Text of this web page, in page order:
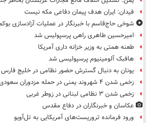
فیدان: ایران هدف پیمان دفاعی مکه نیست
شوخی حاج‌قاسم با خبرنگار در عملیات آزادسازی
امیرحسین طاهری راهی پرسپولیس شد
طعنه همتی به وزیر خزانه داری آمریکا
هافبک آلومینیوم پرسپولیسی شد
یونان به دنبال گسترش حضور نظامی در خلیج فارس
زخمی شدن ۴ شهروند یمنی در حمله مزدوران سعودی
زخمی شدن ۳ نظامی لبنانی در زوطر غربی
عکاسان و خبرنگاران در دفاع مقدس
ورود فرمانده تروریست‌های آمریکایی به تل‌آویو